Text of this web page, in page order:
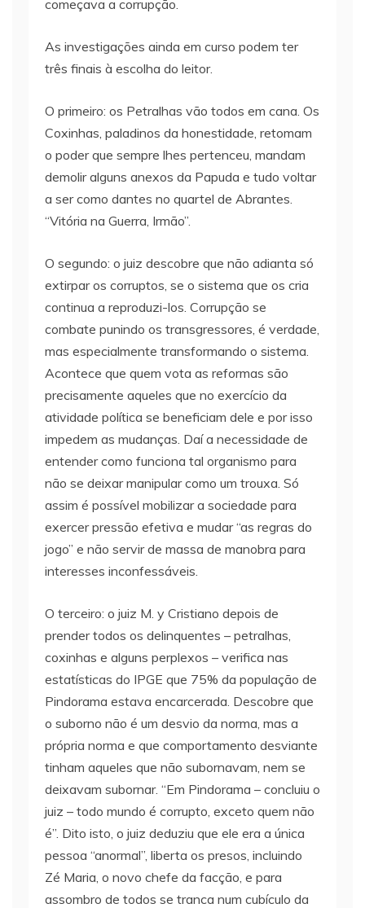
começava a corrupção.
As investigações ainda em curso podem ter
três finais à escolha do leitor.
O primeiro: os Petralhas vão todos em cana. Os
Coxinhas, paladinos da honestidade, retomam
o poder que sempre lhes pertenceu, mandam
demolir alguns anexos da Papuda e tudo voltar
a ser como dantes no quartel de Abrantes.
“Vitória na Guerra, Irmão”.
O segundo: o juiz descobre que não adianta só
extirpar os corruptos, se o sistema que os cria
continua a reproduzi-los. Corrupção se
combate punindo os transgressores, é verdade,
mas especialmente transformando o sistema.
Acontece que quem vota as reformas são
precisamente aqueles que no exercício da
atividade política se beneficiam dele e por isso
impedem as mudanças. Daí a necessidade de
entender como funciona tal organismo para
não se deixar manipular como um trouxa. Só
assim é possível mobilizar a sociedade para
exercer pressão efetiva e mudar “as regras do
jogo” e não servir de massa de manobra para
interesses inconfessáveis.
O terceiro: o juiz M. y Cristiano depois de
prender todos os delinquentes – petralhas,
coxinhas e alguns perplexos – verifica nas
estatísticas do IPGE que 75% da população de
Pindorama estava encarcerada. Descobre que
o suborno não é um desvio da norma, mas a
própria norma e que comportamento desviante
tinham aqueles que não subornavam, nem se
deixavam subornar. “Em Pindorama – concluiu o
juiz – todo mundo é corrupto, exceto quem não
é”. Dito isto, o juiz deduziu que ele era a única
pessoa “anormal”, liberta os presos, incluindo
Zé Maria, o novo chefe da facção, e para
assombro de todos se tranca num cubículo da